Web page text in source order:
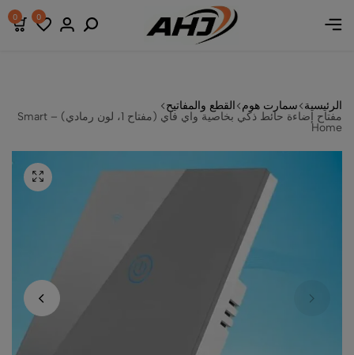
0
0
الرئيسية سمارت هوم القطع والمفاتيح
مفتاح إضاءة حائط ذكي بخاصية واي فاي (مفتاح 1، لون رمادي) – Smart
Home